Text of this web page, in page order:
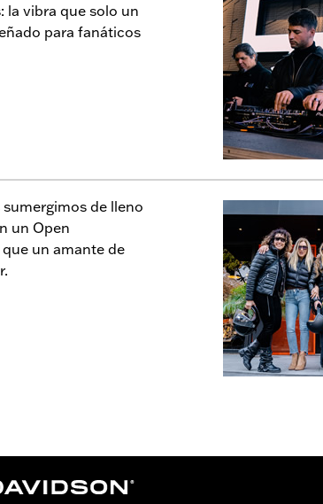
la vibra que solo un
para fanáticos
de lleno
un Open
un amante de